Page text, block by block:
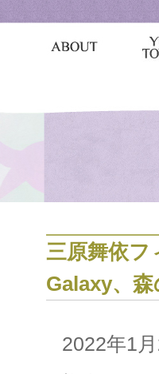
三原舞依フ
Galaxy、森
2022年1